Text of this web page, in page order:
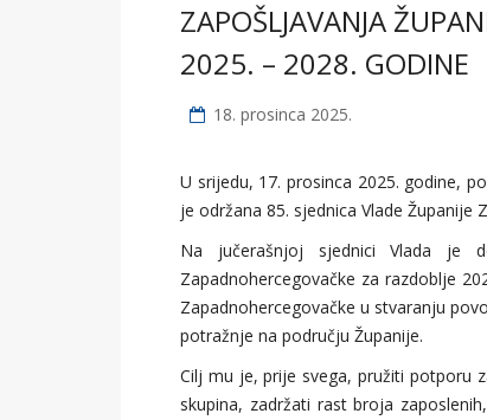
ZAPOŠLJAVANJA
2025. – 2028. GODINE
18. prosinca 2025.
U srijedu, 17. prosinca 2025. godine,
je održana 85. sjednica Vlade Županije
Na jučerašnjoj sjednici Vlada je
Zapadnohercegovačke za razdoblje
Zapadnohercegovačke u stvaranju
potražnje na području Županije.
Cilj mu je, prije svega, pružiti potporu
skupina, zadržati rast broja